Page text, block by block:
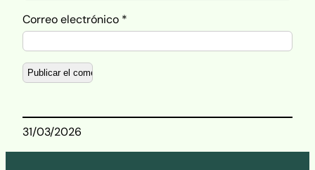
Correo electrónico *
31/03/2026